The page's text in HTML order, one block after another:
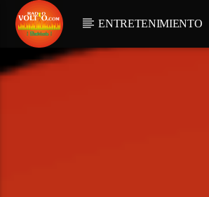
ENTRETENIMIENTO